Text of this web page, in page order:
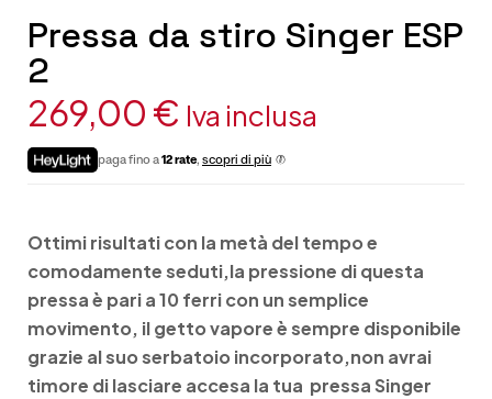
Pressa da stiro Singer ESP
2
269,00 € Iva inclusa
paga fino a12 rate, scopri di più
Ottimi risultati con la metà del tempo e
comodamente seduti,la pressione di questa
pressa è pari a 10 ferri con un semplice
movimento, il getto vapore è sempre disponibile
grazie al suo serbatoio incorporato,non avrai
timore di lasciare accesa la tua pressa Singer